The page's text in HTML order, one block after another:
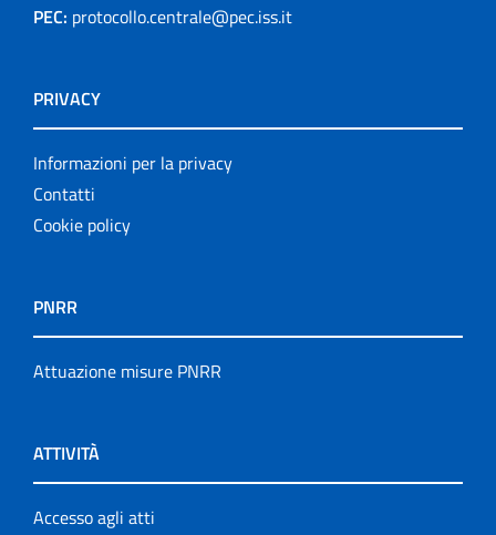
PEC: protocollo.centrale@pec.iss.it
PRIVACY
Informazioni per la privacy
Contatti
Cookie policy
PNRR
Attuazione misure PNRR
ATTIVITÀ
Accesso agli atti